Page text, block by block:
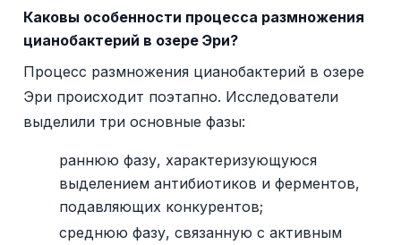
Каковы особенности процесса размножения
цианобактерий в озере Эри?
Процесс размножения цианобактерий в озере
Эри происходит поэтапно. Исследователи
выделили три основные фазы:
раннюю фазу, характеризующуюся
выделением антибиотиков и ферментов,
подавляющих конкурентов;
среднюю фазу, связанную с активным